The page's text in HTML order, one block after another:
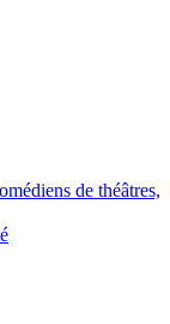
de théâtres,